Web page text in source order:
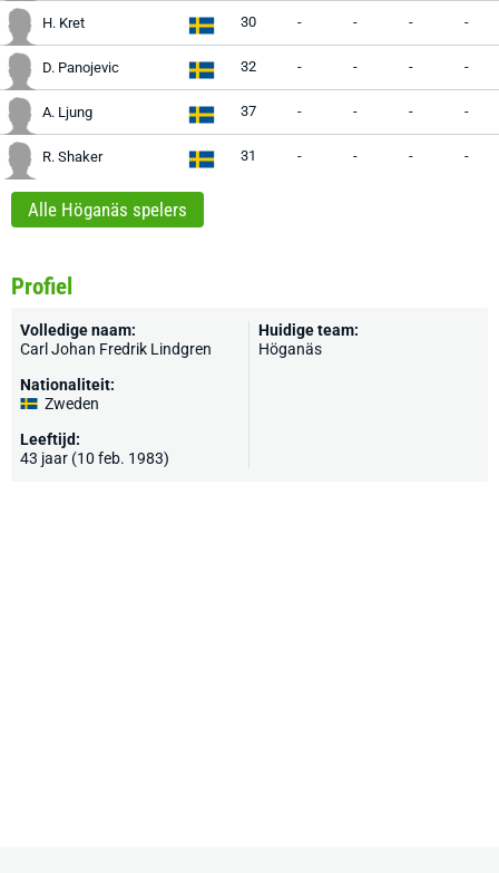
H. Kret 30 - - - -
D. Panojevic 32 - - - -
A. Ljung 37 - - - -
R. Shaker 31 - - - -
Alle Höganäs spelers
Profiel
Volledige naam:
Carl Johan Fredrik Lindgren
Nationaliteit:
Zweden
Leeftijd:
43 jaar (10 feb. 1983)
Huidige team:
Höganäs